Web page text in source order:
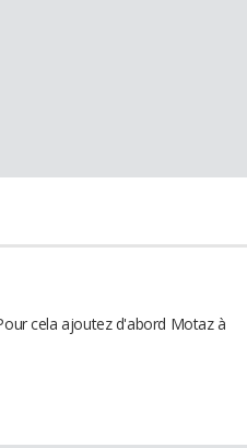
cela ajoutez d'abord Motaz à